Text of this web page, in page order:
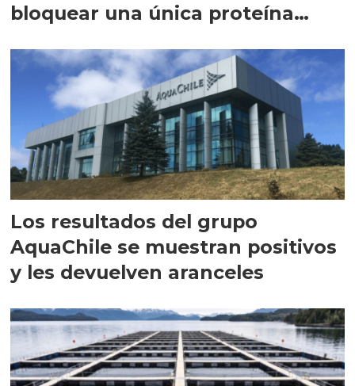
bloquear una única proteína
Los resultados del grupo
AquaChile se muestran positivos
y les devuelven aranceles